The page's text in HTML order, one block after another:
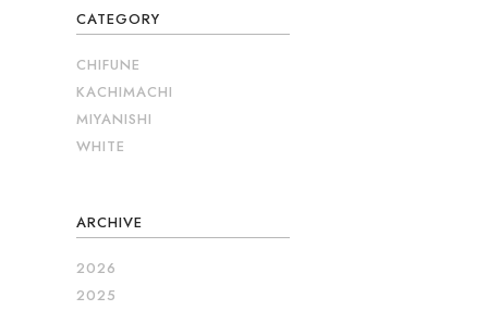
CATEGORY
CHIFUNE
KACHIMACHI
MIYANISHI
WHITE
ARCHIVE
2026
2025